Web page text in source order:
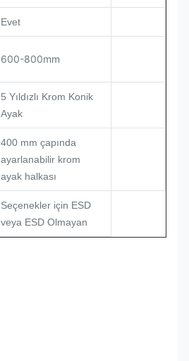
Evet
600-800mm
5 Yıldızlı Krom Konik
Ayak
400 mm çapında
ayarlanabilir krom
ayak halkası
Seçenekler için ESD
veya ESD Olmayan